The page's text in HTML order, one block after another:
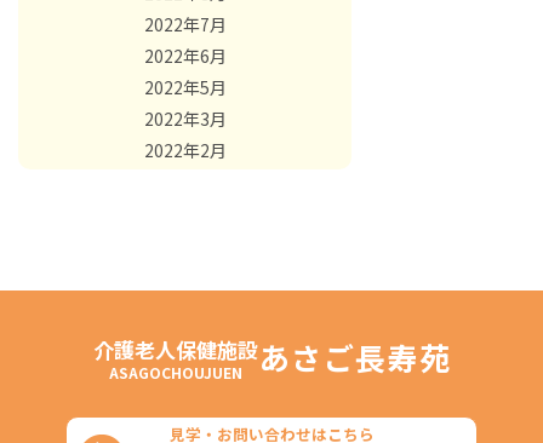
2022年7月
2022年6月
2022年5月
2022年3月
2022年2月
介護老人保健施設
ASAGOCHOUJUEN あさご長寿苑
見学・お問い合わせはこちら